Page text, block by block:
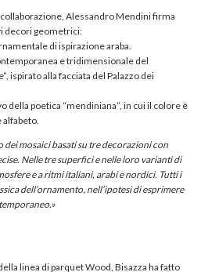
Alessandro Mendini firma
decori geometrici:
di ispirazione araba.
e tridimensionale del
ispirato alla facciata del Palazzo dei
della poetica “mendiniana”, in cui il colore è
alfabeto.
dei mosaici basati su tre decorazioni con
Nelle tre superfici e nelle loro varianti di
e a ritmi italiani, arabi e nordici. Tutti i
dell’ornamento, nell’ipotesi di esprimere
»
linea di parquet Wood, Bisazza ha fatto